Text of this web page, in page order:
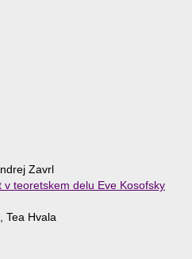
Zavrl
teoretskem delu Eve Kosofsky
, Tea Hvala